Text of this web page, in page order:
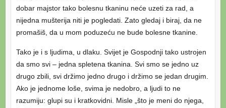
dobar majstor tako bolesnu tkaninu neće uzeti za rad, a
nijedna mušterija niti je pogledati. Zato gledaj i biraj, da ne
promašiš, da u mom poduzeću ne bude bolesne tkanine.
Tako je i s ljudima, u dlaku. Svijet je Gospodnji tako ustrojen
da smo svi – jedna spletena tkanina. Svi smo se jedno uz
drugo zbili, svi držimo jedno drugo i držimo se jedan drugim.
Ako je jednome loše, svima je nedobro, a ljudi to ne
razumiju: glupi su i kratkovidni. Misle „što je meni do njega,